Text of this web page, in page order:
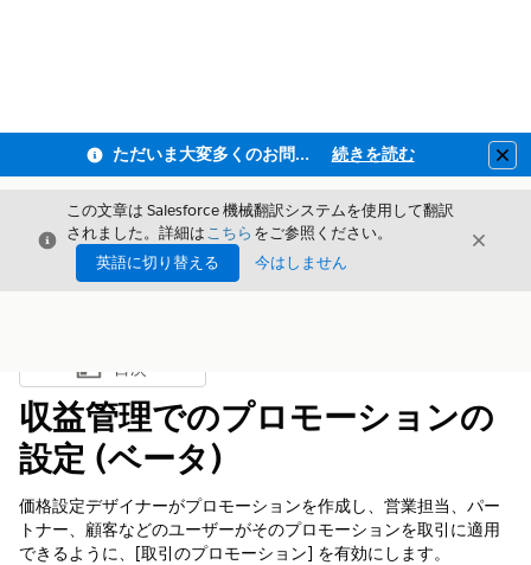
ただいま大変多くのお問い合わせをいただいており、ご連絡までにお時間を頂戴しております 続きを読む
閉じる
この文章は Salesforce 機械翻訳システムを使用して翻訳
されました。詳細はこちら をご参照ください。
英語に切り替える
今はしません
閉じる
目次を表示
目次
収益管理でのプロモーションの
設定 (ベータ)
価格設定デザイナーがプロモーションを作成し、営業担当、パー
トナー、顧客などのユーザーがそのプロモーションを取引に適用
できるように、[取引のプロモーション] を有効にします。